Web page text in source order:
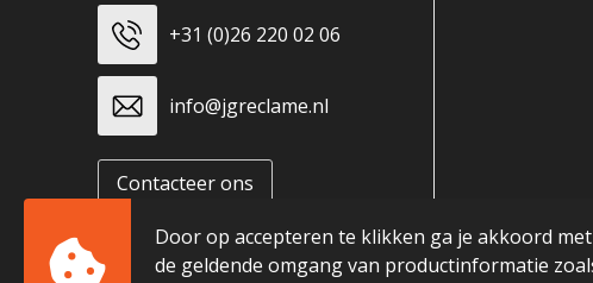
+31 (0)26 220 02 06
info@jgreclame.nl
Contacteer ons
Door op accepteren te klikken ga je akkoord met
de geldende omgang van productinformatie